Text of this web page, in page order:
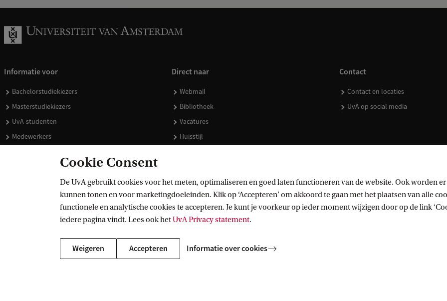
Informatie voor
Bachelorstudiekiezers
Masterstudiekiezers
UvA-studenten
Medewerkers
Schooldecanen en vakdocenten
Direct naar
Webmail
Bibliotheek
Vacatures
Huisstijl
Contact
Contact en locaties
UvA op social media
Cookie Consent
De UvA gebruikt cookies voor het meten, optimaliseren en goed laten functioneren van de website. Ook worden
kunnen tonen en voor marketingdoeleinden. Klik op ‘Accepteren’ om akkoord te gaan met het plaatsen van alle
functionele en analytische cookies te accepteren. Je kunt je voorkeur op ieder moment wijzigen door op de link
iedere pagina vindt. Lees ook hetUvA Privacy statement.
Weigeren Accepteren Informatie over cookies